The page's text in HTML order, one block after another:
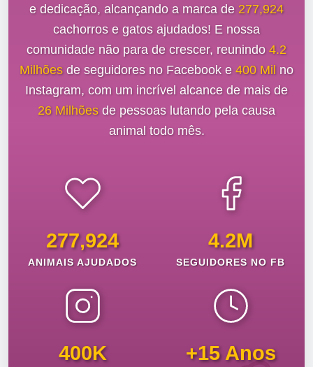
e dedicação, alcançando a marca de 277,924
cachorros e gatos ajudados! E nossa
comunidade não para de crescer, reunindo 4.2
Milhõesde seguidores no Facebook e 400 Mil no
Instagram, com um incrível alcance de mais de
26 Milhõesde pessoas lutando pela causa
animal todo mês.
277,924
ANIMAIS AJUDADOS
4.2M
SEGUIDORES NO FB
400K +15 Anos